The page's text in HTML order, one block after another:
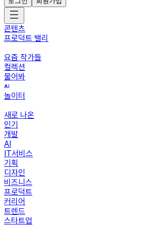
콘텐츠
프로덕트 밸리
요즘 작가들
컬렉션
물어봐
놀이터
새로 나온
인기
개발
AI
IT서비스
기획
디자인
비즈니스
프로덕트
커리어
트렌드
스타트업